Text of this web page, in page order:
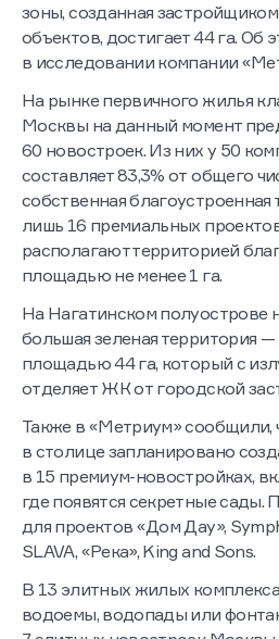
зоны, созданная
объектов, достигает 44 га. Об
в исследовании компании
На рынке первичного жилья
Москвы на данный момент
60 новостроек. Из них у 50
составляет 83,3% от общего
собственная благоустроенная
лишь 16 премиальных
располагают территорией
площадью не менее 1 га.
На Нагатинском полуострове
большая зеленая территория
площадью 44 га, который с
отделяет ЖК от городской
Также в «Метриум» сообщили,
в столице запланировано
в 15 премиум-новостройках,
где появятся секретные сады.
для проектов «Дом Дау»,
SLAVA, «Река», King and Sons.
В 13 элитных жилых
водоемы, водопады или